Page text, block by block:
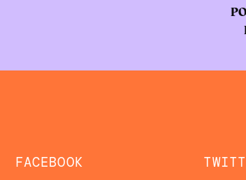
FACEBOOK